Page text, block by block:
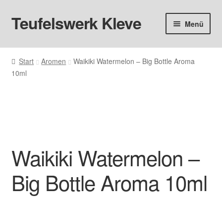
Zur
Navigation
Zum
Inhalt
Teufelswerk Kleve Menü
Startseite
Hardware
Big Puff
Aromen
Start Aromen
Waikiki Watermelon – Big Bottle Aroma
10ml
Waikiki Watermelon –
Big Bottle Aroma 10ml